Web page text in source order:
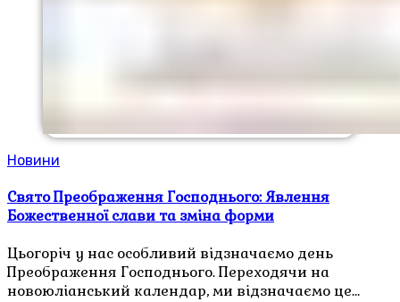
Новини
Свято Преображення Господнього: Явлення
Божественної слави та зміна форми
Цьогоріч у нас особливий відзначаємо день
Преображення Господнього. Переходячи на
новоюліанський календар, ми відзначаємо це…